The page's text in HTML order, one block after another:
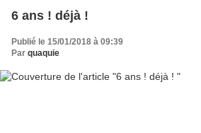
6 ans ! déjà !
Publié le 15/01/2018 à 09:39
Par quaquie